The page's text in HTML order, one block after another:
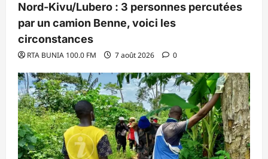
Nord-Kivu/Lubero : 3 personnes percutées
par un camion Benne, voici les
circonstances
RTA BUNIA 100.0 FM 7 août 2026 0